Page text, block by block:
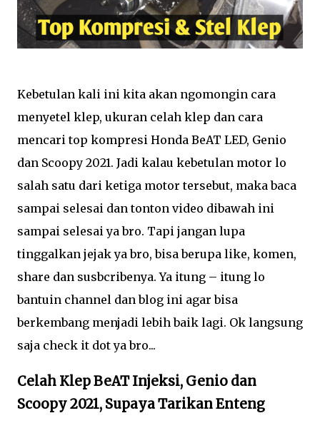
Kebetulan kali ini kita akan ngomongin cara
menyetel klep, ukuran celah klep dan cara
mencari top kompresi Honda BeAT LED, Genio
dan Scoopy 2021. Jadi kalau kebetulan motor lo
salah satu dari ketiga motor tersebut, maka baca
sampai selesai dan tonton video dibawah ini
sampai selesai ya bro. Tapi jangan lupa
tinggalkan jejak ya bro, bisa berupa like, komen,
share dan susbcribenya. Ya itung – itung lo
bantuin channel dan blog ini agar bisa
berkembang menjadi lebih baik lagi. Ok langsung
saja check it dot ya bro...
Celah Klep BeAT Injeksi, Genio dan
Scoopy 2021, Supaya Tarikan Enteng